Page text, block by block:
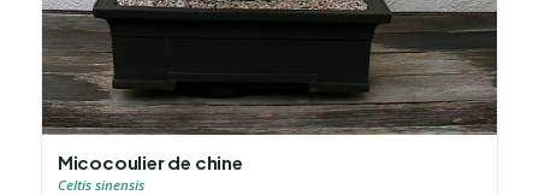
Micocoulier de chine
Celtis sinensis